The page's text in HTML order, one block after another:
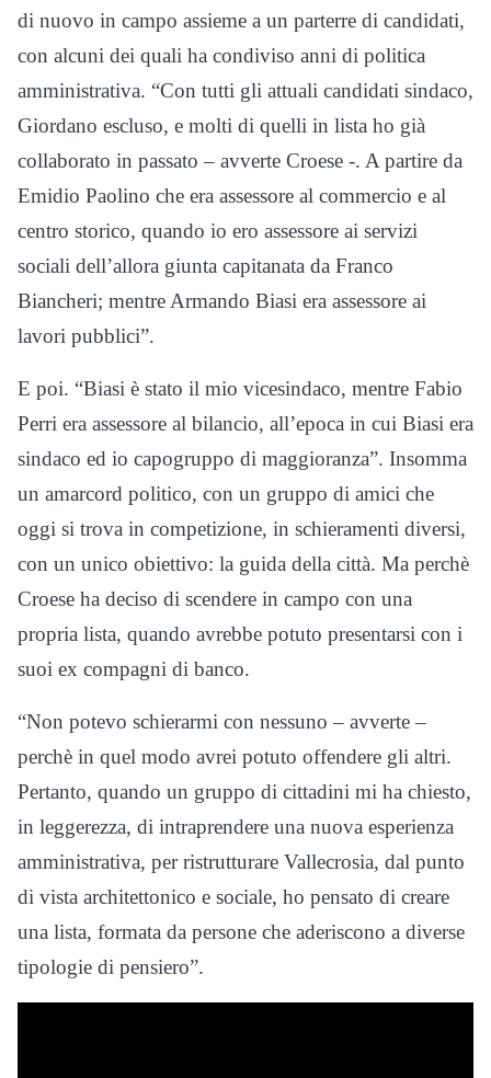
di nuovo in campo assieme a un parterre di candidati,
con alcuni dei quali ha condiviso anni di politica
amministrativa. “Con tutti gli attuali candidati sindaco,
Giordano escluso, e molti di quelli in lista ho già
collaborato in passato – avverte Croese -. A partire da
Emidio Paolino che era assessore al commercio e al
centro storico, quando io ero assessore ai servizi
sociali dell’allora giunta capitanata da Franco
Biancheri; mentre Armando Biasi era assessore ai
lavori pubblici”.
E poi. “Biasi è stato il mio vicesindaco, mentre Fabio
Perri era assessore al bilancio, all’epoca in cui Biasi era
sindaco ed io capogruppo di maggioranza”. Insomma
un amarcord politico, con un gruppo di amici che
oggi si trova in competizione, in schieramenti diversi,
con un unico obiettivo: la guida della città. Ma perchè
Croese ha deciso di scendere in campo con una
propria lista, quando avrebbe potuto presentarsi con i
suoi ex compagni di banco.
“Non potevo schierarmi con nessuno – avverte –
perchè in quel modo avrei potuto offendere gli altri.
Pertanto, quando un gruppo di cittadini mi ha chiesto,
in leggerezza, di intraprendere una nuova esperienza
amministrativa, per ristrutturare Vallecrosia, dal punto
di vista architettonico e sociale, ho pensato di creare
una lista, formata da persone che aderiscono a diverse
tipologie di pensiero”.